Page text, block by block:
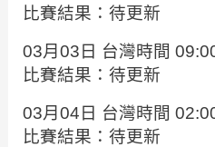
比賽結果：待更新
03月03日 台灣時間
比賽結果：待更新
03月04日 台灣時間
比賽結果：待更新